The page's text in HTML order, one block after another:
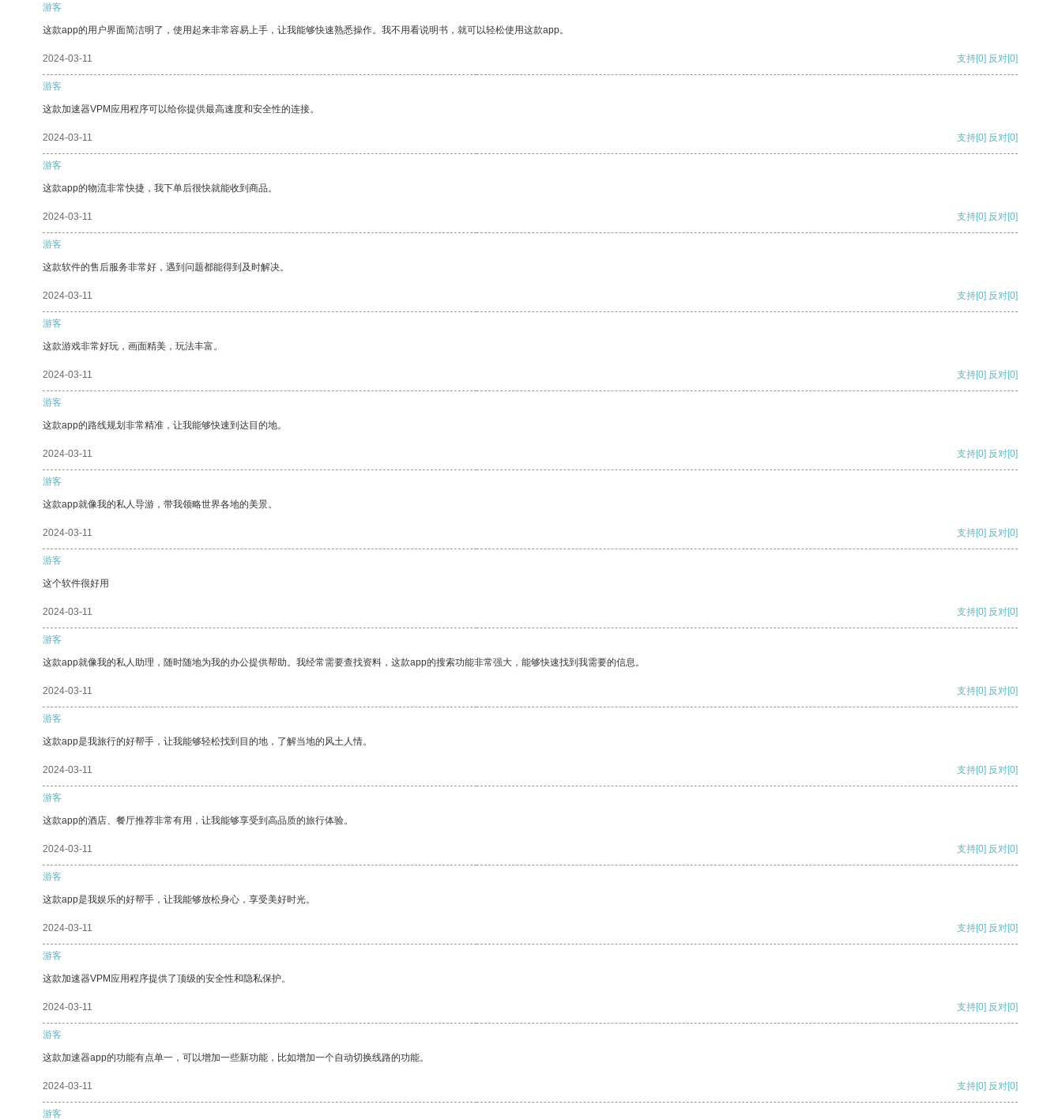
游客
这款app的用户界面简洁明了，使用起来非常容易上手，让我能够快速熟悉操作。我不用看说明书，就可以轻松使用这款app。
2024-03-11 支持[0] 反对[0]
游客
这款加速器VPM应用程序可以给你提供最高速度和安全性的连接。
2024-03-11 支持[0] 反对[0]
游客
这款app的物流非常快捷，我下单后很快就能收到商品。
2024-03-11 支持[0] 反对[0]
游客
这款软件的售后服务非常好，遇到问题都能得到及时解决。
2024-03-11 支持[0] 反对[0]
游客
这款游戏非常好玩，画面精美，玩法丰富。
2024-03-11 支持[0] 反对[0]
游客
这款app的路线规划非常精准，让我能够快速到达目的地。
2024-03-11 支持[0] 反对[0]
游客
这款app就像我的私人导游，带我领略世界各地的美景。
2024-03-11 支持[0] 反对[0]
游客
这个软件很好用
2024-03-11 支持[0] 反对[0]
游客
这款app就像我的私人助理，随时随地为我的办公提供帮助。我经常需要查找资料，这款app的搜索功能非常强大，能够快速找到我需要的信息。
2024-03-11 支持[0] 反对[0]
游客
这款app是我旅行的好帮手，让我能够轻松找到目的地，了解当地的风土人情。
2024-03-11 支持[0] 反对[0]
游客
这款app的酒店、餐厅推荐非常有用，让我能够享受到高品质的旅行体验。
2024-03-11 支持[0] 反对[0]
游客
这款app是我娱乐的好帮手，让我能够放松身心，享受美好时光。
2024-03-11 支持[0] 反对[0]
游客
这款加速器VPM应用程序提供了顶级的安全性和隐私保护。
2024-03-11 支持[0] 反对[0]
游客
这款加速器app的功能有点单一，可以增加一些新功能，比如增加一个自动切换线路的功能。
2024-03-11 支持[0] 反对[0]
游客